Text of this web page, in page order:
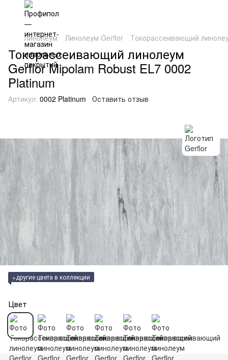
Линолеум Линолеум Gerflor Токорассеивающий
Токорассеивающий линолеум
Gerflor Mipolam Robust EL7 0002
Platinum
Артикул: 0002 Platinum Оставить отзыв
+другие цвета в коллекции
Цвет